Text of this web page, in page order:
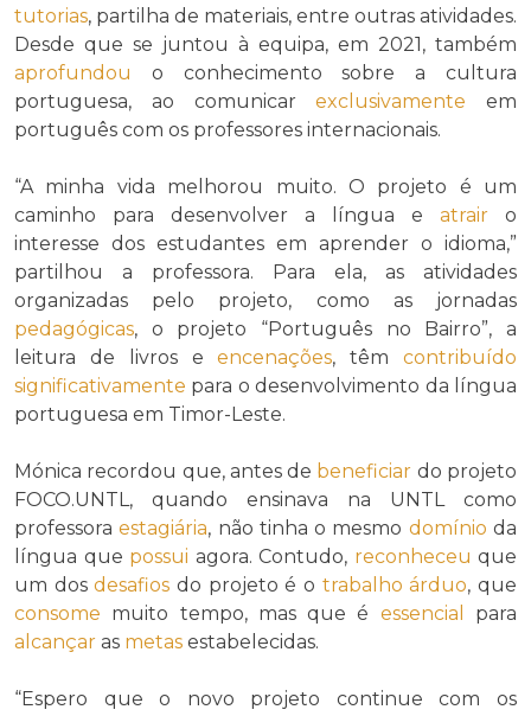
tutorias, partilha de materiais, entre outras atividades.
Desde que se juntou à equipa, em 2021, também
aprofundou
o conhecimento sobre a cultura
portuguesa, ao comunicarexclusivamente em
português com os professores internacionais.
“A minha vida melhorou muito. O projeto é um
caminho para desenvolver a língua e atrair o
interesse dos estudantes em aprender o idioma,”
partilhou a professora. Para ela, as atividades
organizadas pelo projeto, como as jornadas
pedagógicas, o projeto “Português no Bairro”, a
leitura de livros eencenações, têmcontribuído
significativamente para o desenvolvimento da língua
portuguesa em Timor-Leste.
Mónica recordou que, antes de beneficiar do projeto
FOCO.UNTL, quando ensinava na UNTL como
professoraestagiária, não tinha o mesmo domínio da
língua que possui agora. Contudo, reconheceu que
um dosdesafios do projeto é o trabalho árduo, que
consome muito tempo, mas que é essencial
para
alcançar as metas estabelecidas.
“Espero que o novo projeto continue com os